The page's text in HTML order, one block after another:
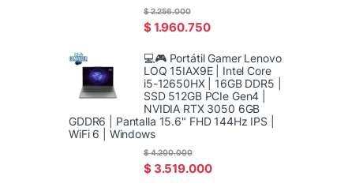
$1.960.750
$2.256.000
💻🎮 Portátil Gamer Lenovo
LOQ 15IAX9E | Intel Core
i5-12650HX | 16GB DDR5 |
SSD 512GB PCIe Gen4 |
NVIDIA RTX 3050 6GB
GDDR6 | Pantalla 15.6" FHD 144Hz IPS |
WiFi 6 | Windows
$3.519.000
$4.200.000